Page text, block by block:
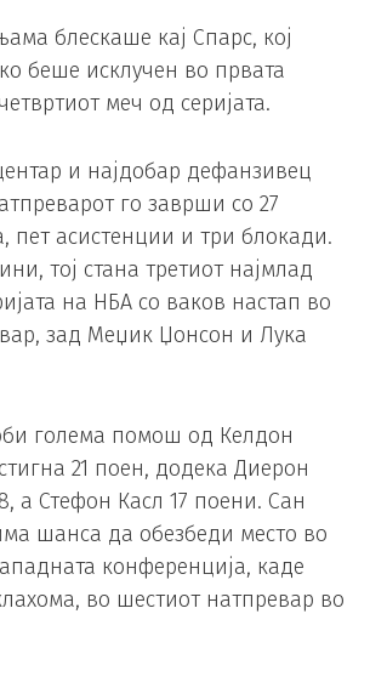
блескаше кај Спарс, кој
беше исклучен во првата
меч од серијата.
и најдобар дефанзивец
го заврши со 27
пет асистенции и три блокади.
тој стана третиот најмлад
на НБА со ваков настап во
зад Меџик Џонсон и Лука
голема помош од Келдон
21 поен, додека Диерон
а Стефон Касл 17 поени. Сан
шанса да обезбеди место во
конференција, каде
во шестиот натпревар во